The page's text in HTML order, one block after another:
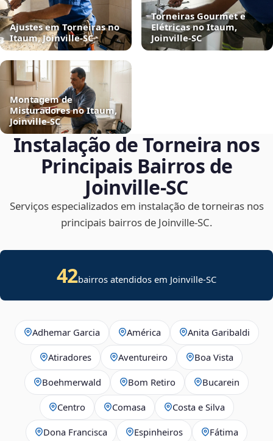
Ajustes em Torneiras no
Itaum, Joinville‑SC
Torneiras Gourmet e
Elétricas no Itaum,
Joinville‑SC
Montagem de
Misturadores no Itaum,
Joinville‑SC
Instalação de Torneira nos
Principais Bairros de
Joinville‑SC
Serviços especializados em instalação de torneiras nos
principais bairros de Joinville‑SC.
42bairros atendidos em Joinville-SC
Adhemar Garcia América Anita Garibaldi
Atiradores Aventureiro Boa Vista
Boehmerwald Bom Retiro Bucarein
Centro Comasa Costa e Silva
Dona Francisca Espinheiros Fátima